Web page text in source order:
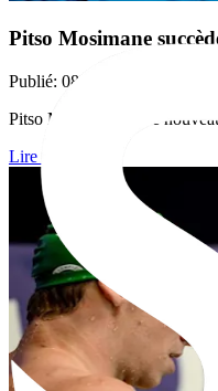
Pitso Mosimane
Publié: 08-08-2026
Pitso Mosimane est le
Lire plus